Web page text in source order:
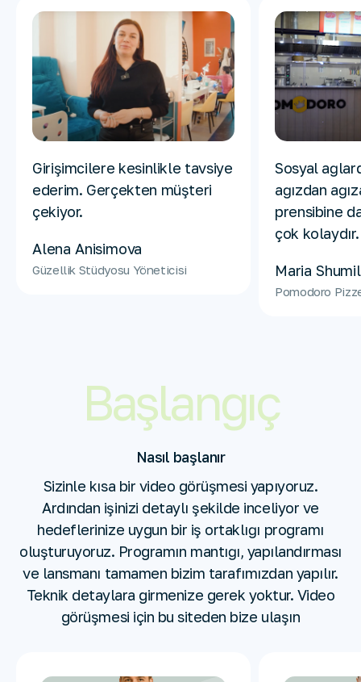
Girişimcilere kesinlikle tavsiye
ederim. Gerçekten müşteri
çekiyor.
Alena Anisimova
Güzellik Stüdyosu Yöneticisi
Sosyal
ağızdan
prensibine
çok kolaydır.
Maria
Pomodoro
Başlangıç
Nasıl başlanır
Sizinle kısa bir video görüşmesi yapıyoruz.
Ardından işinizi detaylı şekilde inceliyor ve
hedeflerinize uygun bir iş ortaklığı programı
oluşturuyoruz. Programın mantığı, yapılandırması
ve lansmanı tamamen bizim tarafımızdan yapılır.
Teknik detaylara girmenize gerek yoktur. Video
görüşmesi için bu siteden bize ulaşın